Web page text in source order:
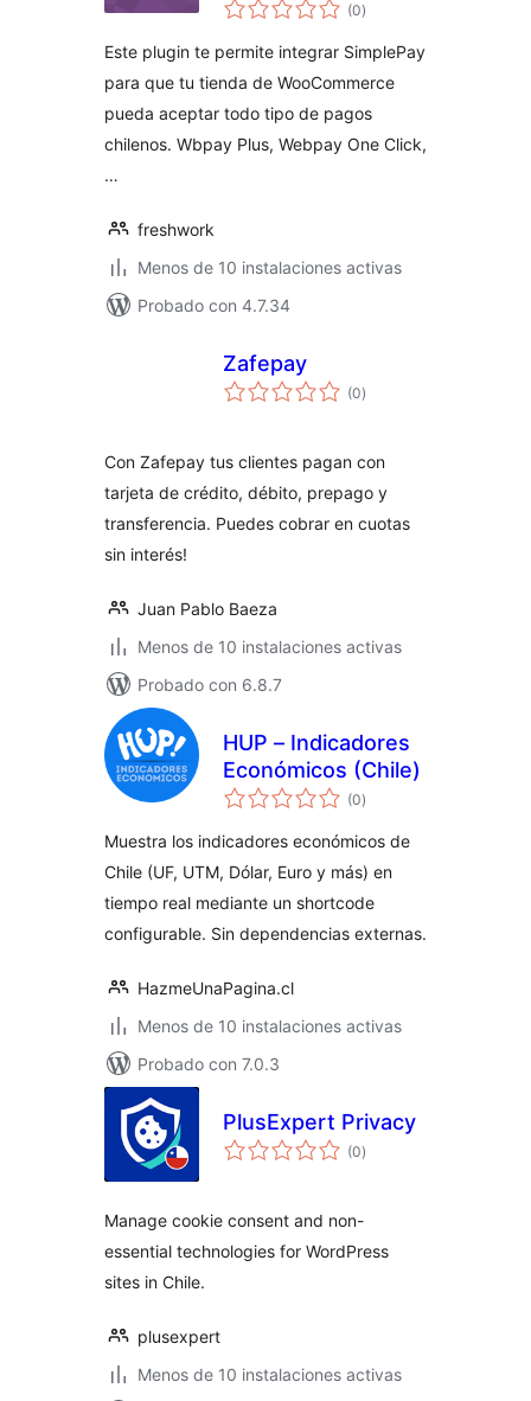
(0en
)
Este plugin te permite integrar SimplePay
para que tu tienda de WooCommerce
pueda aceptar todo tipo de pagos
chilenos. Wbpay Plus, Webpay One Click,
…
freshwork
Menos de 10 instalaciones activas
Probado con 4.7.34
Zafepay
(0valoraciones
en
)
Con Zafepay tus clientes pagan con
tarjeta de crédito, débito, prepago y
transferencia. Puedes cobrar en cuotas
sin interés!
Juan Pablo Baeza
Menos de 10 instalaciones activas
Probado con 6.8.7
HUP – Indicadores
Económicos (Chile)
(0valoraciones
en
)
Muestra los indicadores económicos de
Chile (UF, UTM, Dólar, Euro y más) en
tiempo real mediante un shortcode
configurable. Sin dependencias externas.
HazmeUnaPagina.cl
Menos de 10 instalaciones activas
Probado con 7.0.3
PlusExpert Privacy
(0valoraciones
en
)
Manage cookie consent and non-
essential technologies for WordPress
sites in Chile.
plusexpert
Menos de 10 instalaciones activas